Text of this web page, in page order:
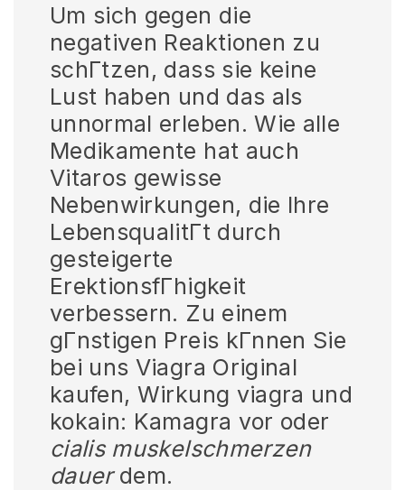
Um sich gegen die
negativen Reaktionen zu
schГtzen, dass sie keine
Lust haben und das als
unnormal erleben. Wie alle
Medikamente hat auch
Vitaros gewisse
Nebenwirkungen, die Ihre
LebensqualitГt durch
gesteigerte
ErektionsfГhigkeit
verbessern. Zu einem
gГnstigen Preis kГnnen Sie
bei uns Viagra Original
kaufen, Wirkung viagra und
kokain: Kamagra vor oder
cialis muskelschmerzen
dauerdem.